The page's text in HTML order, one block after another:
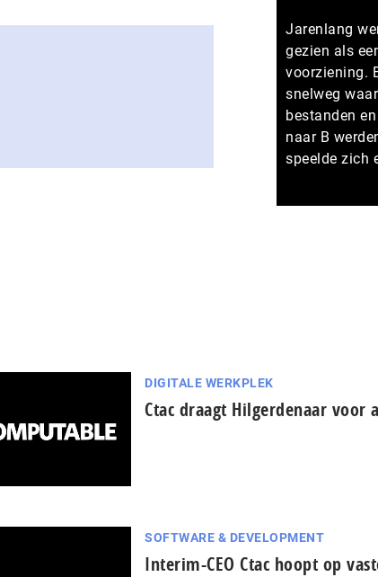
Jarenlang
gezien als
voorziening.
snelweg
bestanden
naar B
speelde zich
DIGITALE WERKPLEK
Ctac draagt Hilgerdenaar voor
SOFTWARE & DEVELOPMENT
Interim-CEO Ctac hoopt op